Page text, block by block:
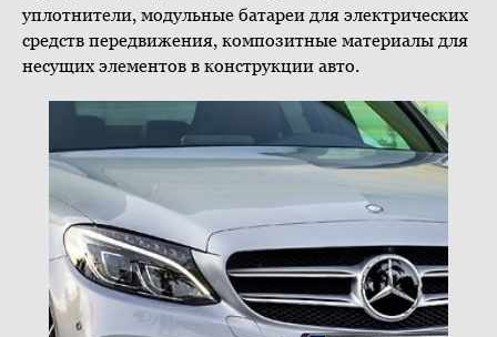
уплотнители, модульные батареи для электрических
средств передвижения, композитные материалы для
несущих элементов в конструкции авто.